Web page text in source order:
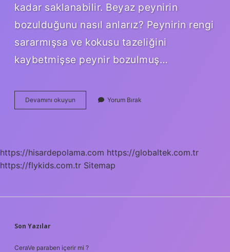
kadar saklanabilir. Beyaz peynirin
bozulduğunu nasıl anlarız? Peynirin rengi
sararmışsa ve kokusu tazeliğini
kaybetmişse peynir bozulmuş…
Devamını okuyun
Açıldıktan
Yorum Bırak
https://hisardepolama.com https://globaltek.com.tr
https://flykids.com.tr Sitemap
SIDEBAR
Son Yazılar
CeraVe paraben içerir mi ?